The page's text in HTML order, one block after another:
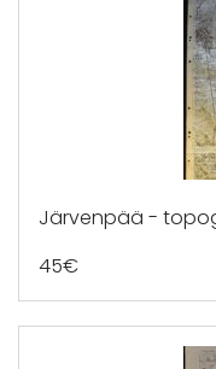
Järvenpää -
45€